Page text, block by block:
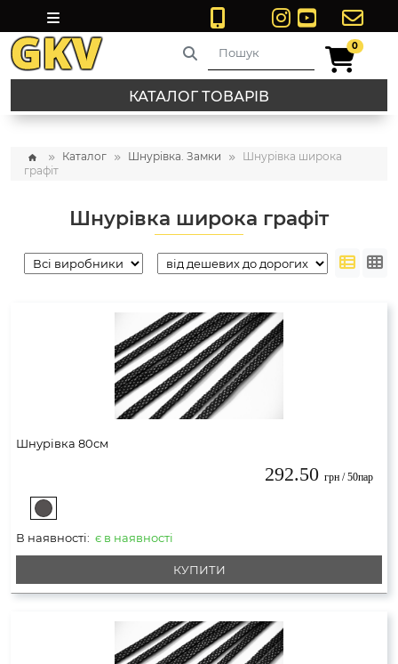
00
КАТАЛОГ ТОВАРІВ
Каталог Шнурівка. Замки
Шнурівка широка
графіт
Шнурівка широка графіт
Шнурівка 80см
292.50 грн / 50пар
В наявності: є в наявності
КУПИТИ